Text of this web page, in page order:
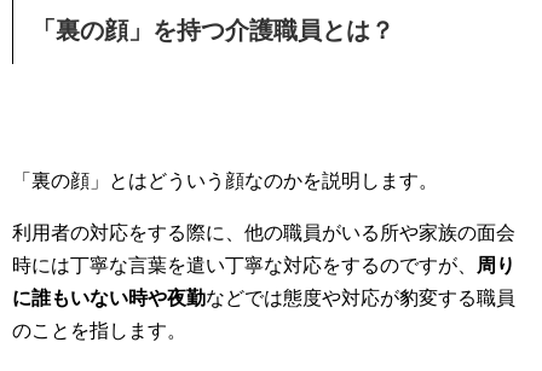
「裏の顔」を持つ介護職員とは？
「裏の顔」とはどういう顔なのかを説明します。
利用者の対応をする際に、他の職員がいる所や家族の面会
時には丁寧な言葉を遣い丁寧な対応をするのですが、
周り
に誰もいない時や夜勤などでは態度や対応が豹変する職員
のことを指します。